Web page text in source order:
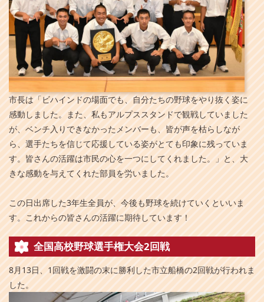
市長は「ビハインドの場面でも、自分たちの野球をやり抜く姿に
感動しました。また、私もアルプススタンドで観戦していました
が、ベンチ入りできなかったメンバーも、皆が声を枯らしなが
ら、選手たちを信じて応援している姿がとても印象に残っていま
す。皆さんの活躍は市民の心を一つにしてくれました。」と、大
きな感動を与えてくれた部員を労いました。
この日出席した3年生全員が、今後も野球を続けていくといいま
す。これからの皆さんの活躍に期待しています！
全国高校野球選手権大会2回戦
8月13日、1回戦を激闘の末に勝利した市立船橋の2回戦が行われま
した。